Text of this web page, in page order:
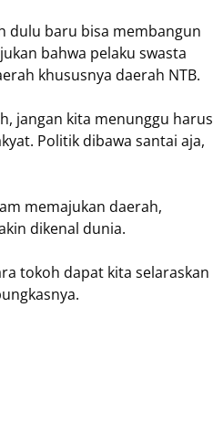
dulu baru bisa membangun
bahwa pelaku swasta
khususnya daerah NTB.
jangan kita menunggu harus
Politik dibawa santai aja,
memajukan daerah,
dikenal dunia.
tokoh dapat kita selaraskan